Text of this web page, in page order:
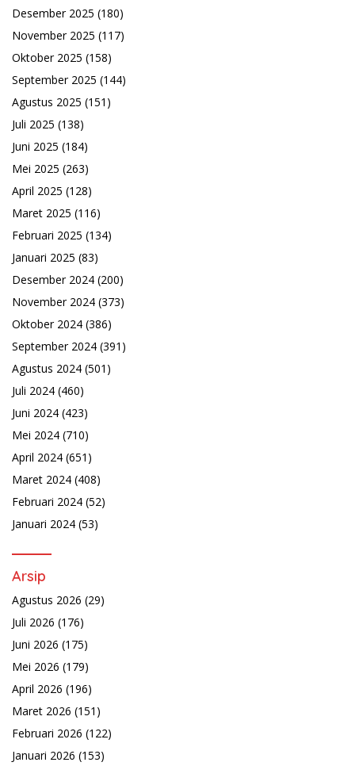
Desember 2025 (180)
November 2025 (117)
Oktober 2025 (158)
September 2025 (144)
Agustus 2025 (151)
Juli 2025 (138)
Juni 2025 (184)
Mei 2025 (263)
April 2025 (128)
Maret 2025 (116)
Februari 2025 (134)
Januari 2025 (83)
Desember 2024 (200)
November 2024 (373)
Oktober 2024 (386)
September 2024 (391)
Agustus 2024 (501)
Juli 2024 (460)
Juni 2024 (423)
Mei 2024 (710)
April 2024 (651)
Maret 2024 (408)
Februari 2024 (52)
Januari 2024 (53)
Arsip
Agustus 2026 (29)
Juli 2026 (176)
Juni 2026 (175)
Mei 2026 (179)
April 2026 (196)
Maret 2026 (151)
Februari 2026 (122)
Januari 2026 (153)